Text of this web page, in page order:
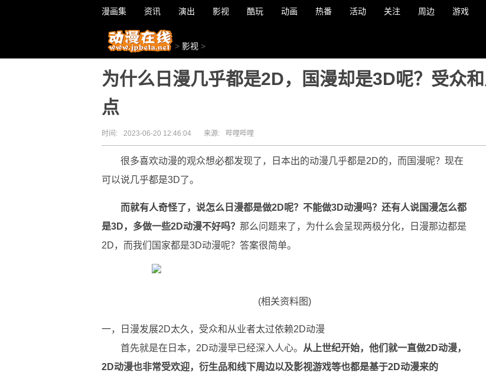
漫画集 资讯 演出 影视 酷玩 动画 热番 活动 关注 周边 游戏
> 影视 >
为什么日漫几乎都是2D，国漫却是3D呢？受众
点
时间: 2023-06-20 12:46:04 来源: 哔哩哔哩
很多喜欢动漫的观众想必都发现了，日本出的动漫几乎都是2D的，而国漫呢？现在
可以说几乎都是3D了。
而就有人奇怪了，说怎么日漫都是做2D呢？不能做3D动漫吗？还有人说国漫怎么都
是3D，多做一些2D动漫不好吗？ 那么问题来了，为什么会呈现两极分化，日漫那边都是
2D，而我们国家都是3D动漫呢？答案很简单。
(相关资料图)
一，日漫发展2D太久，受众和从业者太过依赖2D动漫
首先就是在日本，2D动漫早已经深入人心。 从上世纪开始，他们就一直做2D动漫，
2D动漫也非常受欢迎，衍生品和线下周边以及影视游戏等也都是基于2D动漫来的